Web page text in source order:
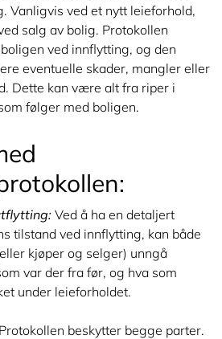
Vanligvis ved et nytt leieforhold,
salg av bolig. Protokollen
ved innflytting, og den
eventuelle skader, mangler eller
Dette kan være alt fra riper i
følger med boligen.
Ved å ha en detaljert
tilstand ved innflytting, kan både
kjøper og selger) unngå
var der fra før, og hva som
under leieforholdet.
Protokollen beskytter begge parter.